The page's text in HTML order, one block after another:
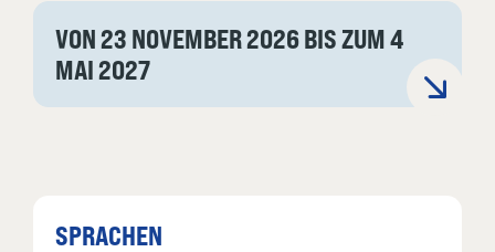
VON 23 NOVEMBER 2026 BIS ZUM 4
MAI 2027
SPRACHEN